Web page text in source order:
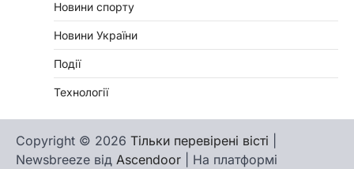
Новини спорту
Новини України
Події
Технології
Copyright © 2026 Тільки перевірені вісті
Newsbreeze від Ascendoor | На платформі